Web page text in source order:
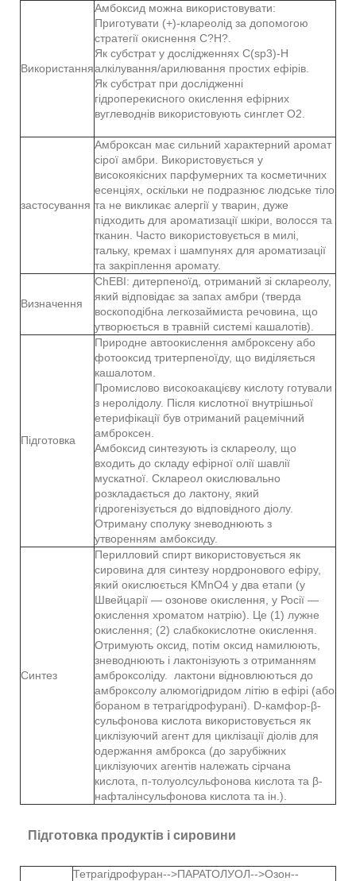
Використання
Амбоксид можна використовувати:
Приготувати (+)-клареолід за допомогою
стратегії окиснення C?H?.
Як субстрат у дослідженнях C(sp3)-H
алкілування/арилювання простих ефірів.
Як субстрат при дослідженні
гідроперекисного окислення ефірних
вуглеводнів використовують синглет O2.
застосування
Амброксан має сильний характерний аромат
сірої амбри. Використовується у
високоякісних парфумерних та косметичних
есенціях, оскільки не подразнює людське тіло
та не викликає алергії у тварин, дуже
підходить для ароматизації шкіри, волосся та
тканин. Часто використовується в милі,
тальку, кремах і шампунях для ароматизації
та закріплення аромату.
Визначення
ChEBI: дитерпеноїд, отриманий зі склареолу,
який відповідає за запах амбри (тверда
воскоподібна легкозаймиста речовина, що
утворюється в травній системі кашалотів).
Підготовка
Природне автоокислення амброксену або
фотооксид тритерпеноїду, що виділяється
кашалотом.
Промислово високоакацієву кислоту готували
з неролідолу. Після кислотної внутрішньої
етерифікації був отриманий рацемічний
амброксен.
Амбоксид синтезують із склареолу, що
входить до складу ефірної олії шавлії
мускатної. Склареол окислювально
розкладається до лактону, який
гідрогенізується до відповідного діолу.
Отриману сполуку зневоднюють з
утворенням амбоксиду.
Синтез
Перилловий спирт використовується як
сировина для синтезу нордронового ефіру,
який окислюється KMnO4 у два етапи (у
Швейцарії — озонове окислення, у Росії —
окислення хроматом натрію). Це (1) лужне
окислення; (2) слабкокислотне окислення.
Отримують оксид, потім оксид намилюють,
зневоднюють і лактонізують з отриманням
амброксоліду. лактони відновлюються до
амброксолу алюмогідридом літію в ефірі (або
бораном в тетрагідрофурані). D-камфор-β-
сульфонова кислота використовується як
циклізуючий агент для циклізації діолів для
одержання амброкса (до зарубіжних
циклізуючих агентів належать сірчана
кислота, п-толуолсульфонова кислота та β-
нафталінсульфонова кислота та ін.).
Підготовка продуктів і сировини
Тетрагідрофуран-->ПАРАТОЛУОЛ-->Озон--